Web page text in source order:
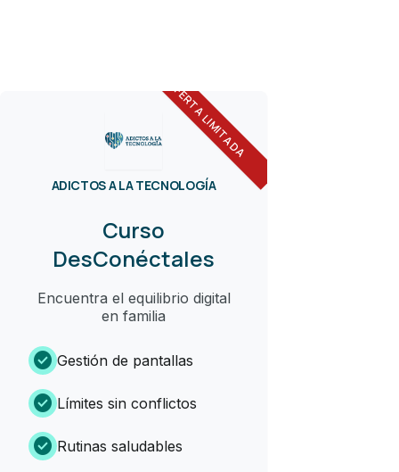
OFERTA LIMITADA
ADICTOS A LA TECNOLOGÍA
Curso
DesConéctales
Encuentra el equilibrio digital
en familia
check_circle Gestión de pantallas
check_circle Límites sin conflictos
check_circle Rutinas saludables